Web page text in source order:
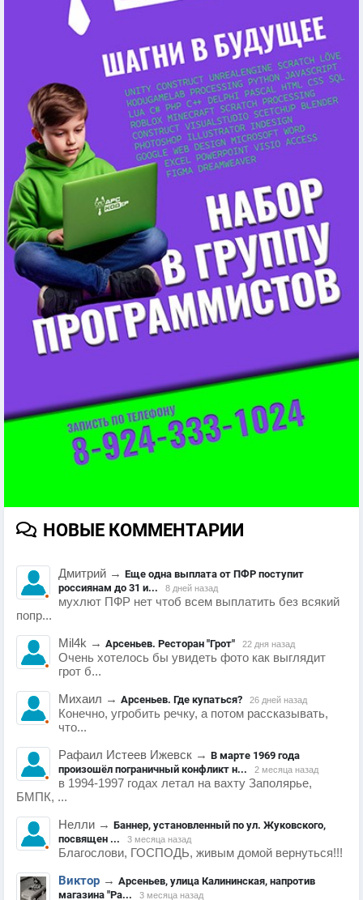
НОВЫЕ КОММЕНТАРИИ
Дмитрий → Еще одна выплата от ПФР поступит
россиянам до 31 и...
8 дней назад
мухлют ПФР нет чтоб всем выплатить без всякий
попр...
Mil4k → Арсеньев. Ресторан "Грот" 22 дня назад
Очень хотелось бы увидеть фото как выглядит
грот б...
Михаил → Арсеньев. Где купаться? 26 дней назад
Конечно, угробить речку, а потом рассказывать,
что...
Рафаил Истеев Ижевск → В марте 1969 года
произошёл пограничный конфликт н...
2 месяца назад
в 1994-1997 годах летал на вахту Заполярье,
БМПК, ...
Нелли → Баннер, установленный по ул. Жуковского,
посвящен ...
3 месяца назад
Благослови, ГОСПОДЬ, живым домой вернуться!!!
Виктор → Арсеньев, улица Калининская, напротив
магазина "Ра...
3 месяца назад